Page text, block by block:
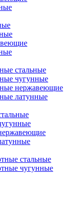
стальные
чугунные
нержавеющие
латунные
стальные
чугунные